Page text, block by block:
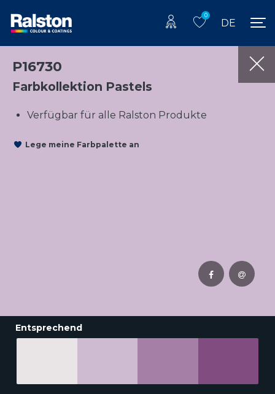
0
DE
P16730
Farbkollektion Pastels
Verfügbar für alle Ralston Produkte
Lege meine Farbpalette an
Entsprechend